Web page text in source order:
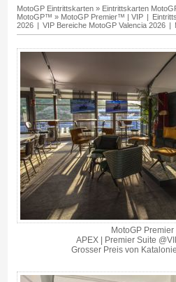
MotoGP Eintrittskarten» Eintrittskarten
MotoGP™ » MotoGP Premier™ | VIP
2026
VIP Bereiche MotoGP Valencia 2026
MotoGP Premier
APEX | Premier Suite
Grosser Preis von